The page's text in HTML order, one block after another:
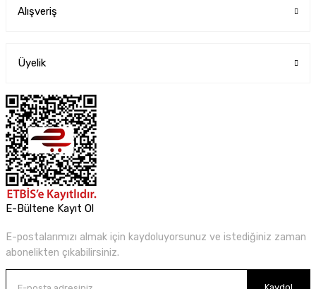
Alışveriş
Üyelik
E-Bültene Kayıt Ol
E-postalarımızı almak için kaydoluyorsunuz ve istediğiniz zaman
abonelikten çıkabilirsiniz.